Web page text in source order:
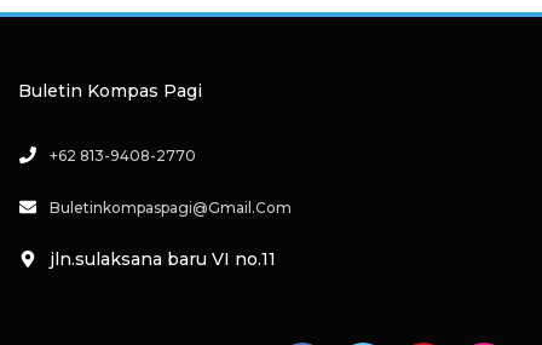
Buletin Kompas Pagi
+62 813-9408-2770
Buletinkompaspagi@gmail.com
jln.sulaksana baru VI no.11